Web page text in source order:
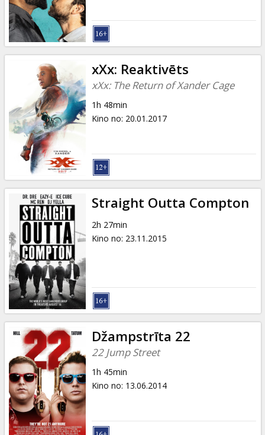
xXx: Reaktivēts
xXx: The Return of Xander Cage
1h 48min
Kino no: 20.01.2017
Straight Outta Compton
2h 27min
Kino no: 23.11.2015
Džampstrīta 22
22 Jump Street
1h 45min
Kino no: 13.06.2014